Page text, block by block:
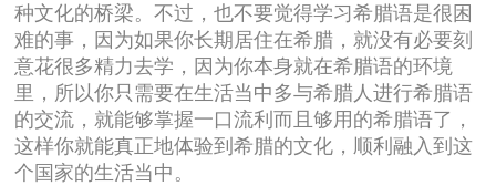
种文化的桥梁。不过，也不要觉得学习希腊语是很困
难的事，因为如果你长期居住在希腊，就没有必要刻
意花很多精力去学，因为你本身就在希腊语的环境
里，所以你只需要在生活当中多与希腊人进行希腊语
的交流，就能够掌握一口流利而且够用的希腊语了，
这样你就能真正地体验到希腊的文化，顺利融入到这
个国家的生活当中。